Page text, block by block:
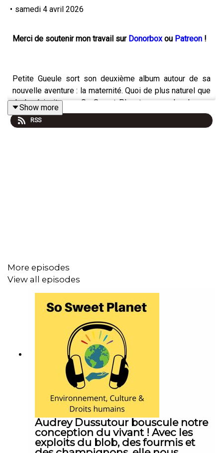
• samedi 4 avril 2026
Merci de soutenir mon travail sur Donorboxou Patreon !
Petite Gueule sort son deuxième album autour de sa
nouvelle aventure : la maternité. Quoi de plus naturel que
de la ré-inviter sur So Sweet Planet pour parler de ses
nouvelles chansons qui célèbrent la vie et
l’émerveillement qu’elle peut procurer, avec tout le talent
(2021) + premiers clips
So Sweet Planet sur :
Soutenir mon travail sur :
Donorbox
Show more
RSS
More episodes
View all episodes
Audrey Dussutour bouscule notre
conception du vivant ! Avec les
exploits du blob, des fourmis et